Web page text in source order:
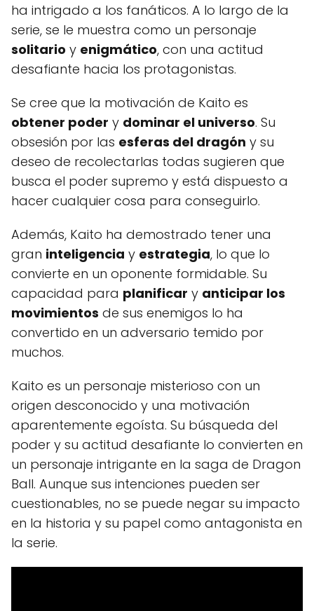
ha intrigado a los fanáticos. A lo largo de la
serie, se le muestra como un personaje
solitario y enigmático, con una actitud
desafiante hacia los protagonistas.
Se cree que la motivación de Kaito es
obtener poder y dominar el universo. Su
obsesión por las esferas del dragón y su
deseo de recolectarlas todas sugieren que
busca el poder supremo y está dispuesto a
hacer cualquier cosa para conseguirlo.
Además, Kaito ha demostrado tener una
gran inteligencia y estrategia, lo que lo
convierte en un oponente formidable. Su
capacidad para planificar y anticipar los
movimientos de sus enemigos lo ha
convertido en un adversario temido por
muchos.
Kaito es un personaje misterioso con un
origen desconocido y una motivación
aparentemente egoísta. Su búsqueda del
poder y su actitud desafiante lo convierten en
un personaje intrigante en la saga de Dragon
Ball. Aunque sus intenciones pueden ser
cuestionables, no se puede negar su impacto
en la historia y su papel como antagonista en
la serie.